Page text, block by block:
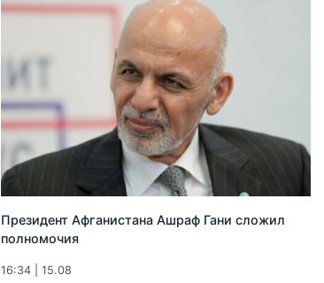
Президент Афганистана Ашраф Гани сложил
полномочия
16:34 | 15.08